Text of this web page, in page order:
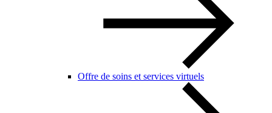
Offre de soins et services virtuels